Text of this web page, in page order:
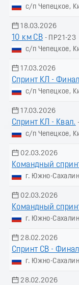
с/п Чепецкое,
18.03.2026
10 км СВ - ПР21-23
с/п Чепецкое,
17.03.2026
Спринт КЛ - Финал
с/п Чепецкое,
17.03.2026
Спринт КЛ - Квал.
с/п Чепецкое,
02.03.2026
Командный
г. Южно-
02.03.2026
Командный
г. Южно-
28.02.2026
Спринт СВ - Финал
г. Южно-
28.02.2026